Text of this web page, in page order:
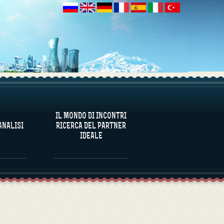
IL MONDO DI INCONTRI
RICERCA DEL PARTNER
IDEALE